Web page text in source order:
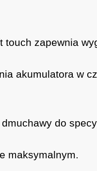
touch zapewnia
akumulatora w
do
maksymalnym.